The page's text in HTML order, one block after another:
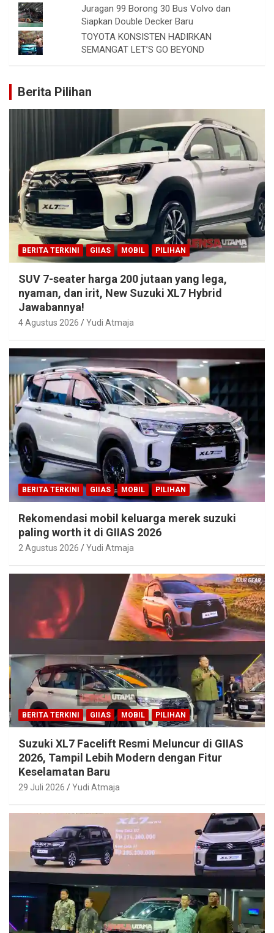
Juragan 99 Borong 30 Bus Volvo dan
Siapkan Double Decker Baru
TOYOTA KONSISTEN HADIRKAN
SEMANGAT LET’S GO BEYOND
Berita Pilihan
BERITA TERKINI GIIAS MOBIL PILIHAN
SUV 7-seater harga 200 jutaan yang lega,
nyaman, dan irit, New Suzuki XL7 Hybrid
Jawabannya!
4 Agustus 2026 Yudi Atmaja
BERITA TERKINI GIIAS MOBIL PILIHAN
Rekomendasi mobil keluarga merek suzuki
paling worth it di GIIAS 2026
2 Agustus 2026 Yudi Atmaja
BERITA TERKINI GIIAS MOBIL PILIHAN
Suzuki XL7 Facelift Resmi Meluncur di GIIAS
2026, Tampil Lebih Modern dengan Fitur
Keselamatan Baru
29 Juli 2026 Yudi Atmaja